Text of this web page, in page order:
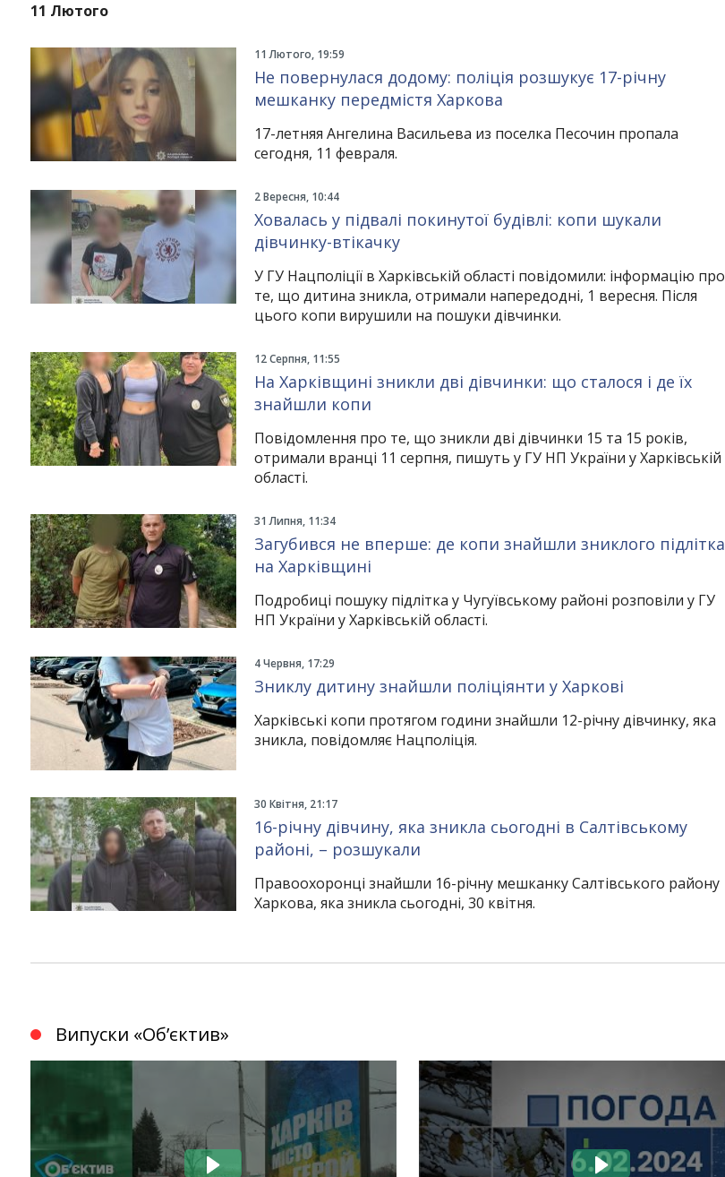
11 Лютого
11 Лютого, 19:59
Не повернулася додому: поліція розшукує 17-річну
мешканку передмістя Харкова
17-летняя Ангелина Васильева из поселка Песочин пропала
сегодня, 11 февраля.
2 Вересня, 10:44
Ховалась у підвалі покинутої будівлі: копи шукали
дівчинку-втікачку
У ГУ Нацполіції в Харківській області повідомили: інформацію про
те, що дитина зникла, отримали напередодні, 1 вересня. Після
цього копи вирушили на пошуки дівчинки.
12 Серпня, 11:55
На Харківщині зникли дві дівчинки: що сталося і де їх
знайшли копи
Повідомлення про те, що зникли дві дівчинки 15 та 15 років,
отримали вранці 11 серпня, пишуть у ГУ НП України у Харківській
області.
31 Липня, 11:34
Загубився не вперше: де копи знайшли зниклого підлітка
на Харківщині
Подробиці пошуку підлітка у Чугуївському районі розповіли у ГУ
НП України у Харківській області.
4 Червня, 17:29
Зниклу дитину знайшли поліціянти у Харкові
Харківські копи протягом години знайшли 12-річну дівчинку, яка
зникла, повідомляє Нацполіція.
30 Квітня, 21:17
16-річну дівчину, яка зникла сьогодні в Салтівському
районі, – розшукали
Правоохоронці знайшли 16-річну мешканку Салтівського району
Харкова, яка зникла сьогодні, 30 квітня.
Випуски «Обʼєктив»